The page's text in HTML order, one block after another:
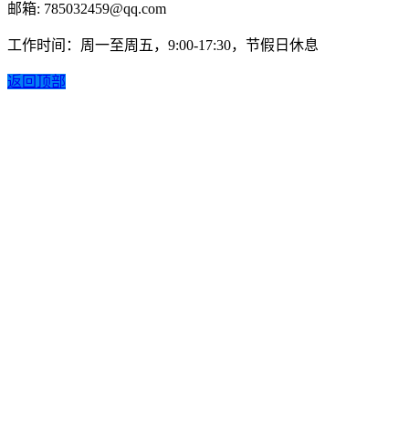
邮箱: 785032459@qq.com
工作时间：周一至周五，9:00-17:30，节假日休息
返回顶部